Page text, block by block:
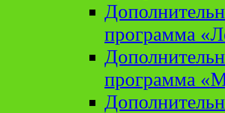
программа
программа